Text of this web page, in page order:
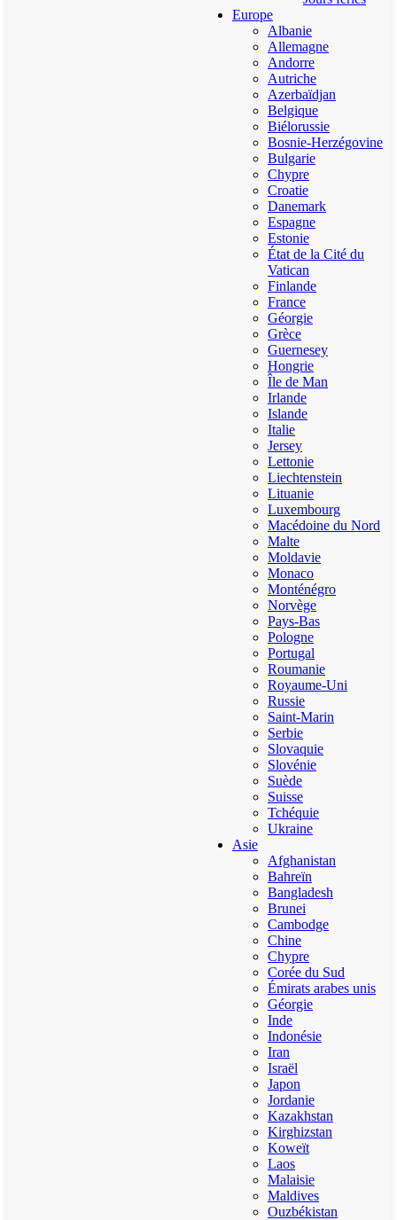
Europe
Albanie
Allemagne
Andorre
Autriche
Azerbaïdjan
Belgique
Biélorussie
Bosnie-Herzégovine
Bulgarie
Chypre
Croatie
Danemark
Espagne
Estonie
État de la Cité du
Vatican
Finlande
France
Géorgie
Grèce
Guernesey
Hongrie
Île de Man
Irlande
Islande
Italie
Jersey
Lettonie
Liechtenstein
Lituanie
Luxembourg
Macédoine du Nord
Malte
Moldavie
Monaco
Monténégro
Norvège
Pays-Bas
Pologne
Portugal
Roumanie
Royaume-Uni
Russie
Saint-Marin
Serbie
Slovaquie
Slovénie
Suède
Suisse
Tchéquie
Ukraine
Asie
Afghanistan
Bahreïn
Bangladesh
Brunei
Cambodge
Chine
Chypre
Corée du Sud
Émirats arabes unis
Géorgie
Inde
Indonésie
Iran
Israël
Japon
Jordanie
Kazakhstan
Kirghizstan
Koweït
Laos
Malaisie
Maldives
Ouzbékistan